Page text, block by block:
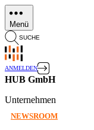
Direkt
zum
Inhalt
Menü
SUCHE
ANMELDEN
HUB GmbH
Unternehmen
NEWSROOM